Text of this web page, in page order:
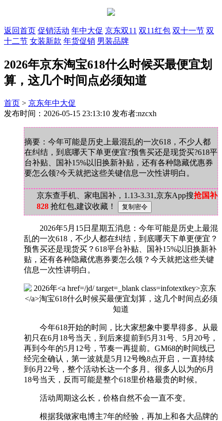
返回首页 促销活动 年中大促 京东双11 双11红包 双十一节 双
十二节 女装新款 年货促销 男装品牌
2026年京东淘宝618什么时候买最便宜划
算，这几个时间点必须知道
首页 > 京东年中大促
发布时间：2026-05-15 23:13:10 发布者:nzcxh
摘要：今年可能是历史上最混乱的一次618，不少人都
在纠结，到底哪天下单更便宜?预售买还是现货买?618平
台补贴、国补15%以旧换新补贴，还有各种隐藏优惠券
要怎么领?今天就把这些关键信息一次性讲明白。
京东查手机、家电国补，1.13-3.31,京东App搜抢国补
828 抢红包,建议收藏！
2026年5月15日星期五消息：今年可能是历史上最混
乱的一次618，不少人都在纠结，到底哪天下单更便宜？
预售买还是现货买？618平台补贴、国补15%以旧换新补
贴，还有各种隐藏优惠券要怎么领？今天就把这些关键
信息一次性讲明白。
今年618开始的时间，比大家想象中要早得多。从最
初只在6月18号当天，到后来提前到5月31号、5月20号，
再到今年的5月12号，节奏一再提前。GM68的时间线已
经完全确认，第一波就是5月12号晚8点开启，一直持续
到6月22号，整个活动长达一个多月。很多人以为的6月
18号当天，反而可能是整个618里价格最贵的时候。
活动周期这么长，价格自然不会一直不变。
根据我做家电博主7年的经验，再加上和各大品牌的